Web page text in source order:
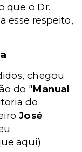
que o Dr.
esse respeito,
chegou
do "Manual
do
José
aqui)